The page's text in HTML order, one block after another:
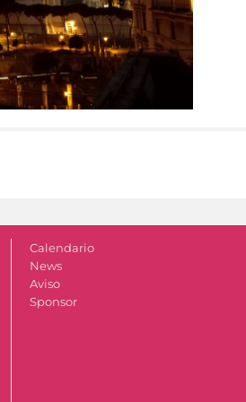
Calendario
News
Aviso
Sponsor